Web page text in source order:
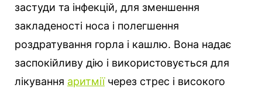
застуди та інфекцій, для зменшення
закладеності носа і полегшення
роздратування горла і кашлю. Вона надає
заспокійливу дію і використовується для
лікування аритміїчерез стрес і високого